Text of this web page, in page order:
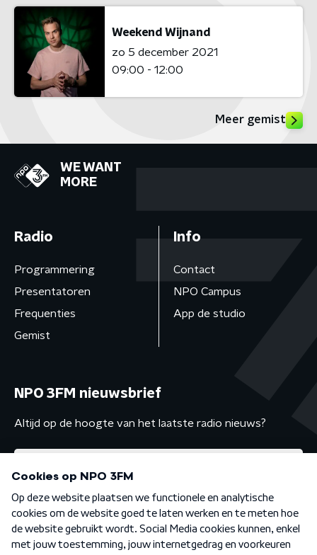
Weekend Wijnand
zo 5 december 2021
09:00 - 12:00
Meer gemist
WE WANT
MORE
Radio
Programmering
Presentatoren
Frequenties
Gemist
Info
Contact
NPO Campus
App de studio
NPO 3FM nieuwsbrief
Altijd op de hoogte van het laatste radio nieuws?
Algemene voorwaarden Privacybeleid